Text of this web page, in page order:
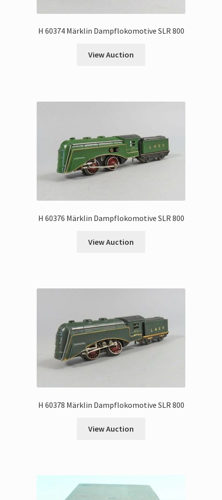
H 60374 Märklin Dampflokomotive SLR 800
View Auction
H 60376 Märklin Dampflokomotive SLR 800
View Auction
H 60378 Märklin Dampflokomotive SLR 800
View Auction